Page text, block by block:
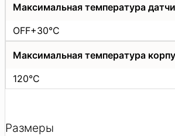
Максимальная температура
OFF+30°C
Максимальная температура
120°C
Размеры